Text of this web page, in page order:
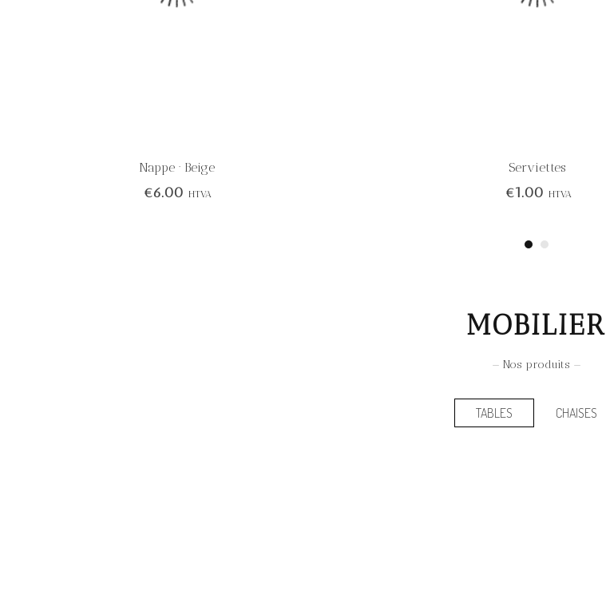
Nappe · Beige
€6.00 HTVA
Serviettes
€1.00 HTVA
MOBILIER
— Nos produits —
TABLES CHAISES